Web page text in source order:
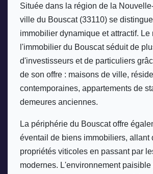
Située dans la région de la
ville du Bouscat (33110) se
immobilier dynamique et attractif. Le
l'immobilier du Bouscat séduit de
d'investisseurs et de particuliers
de son offre : maisons de ville,
contemporaines, appartements de
demeures anciennes.
La périphérie du Bouscat offre
éventail de biens immobiliers, allant
propriétés viticoles en passant par
modernes. L'environnement